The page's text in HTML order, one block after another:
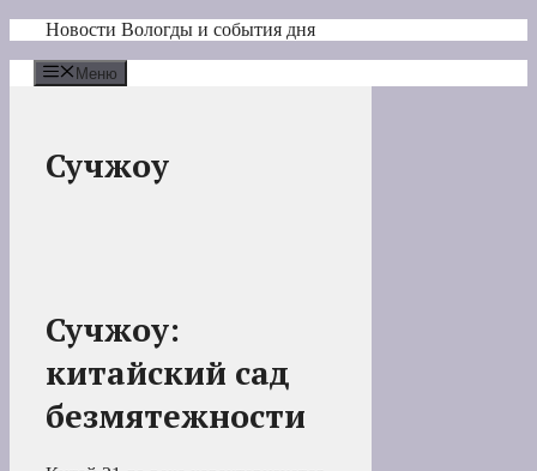
Перейти
содержимому
Новости Вологды и события дня
Меню
Сучжоу
Сучжоу:
китайский сад
безмятежности